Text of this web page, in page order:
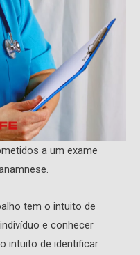
a um exame
tem o intuito de
e conhecer
intuito de identificar